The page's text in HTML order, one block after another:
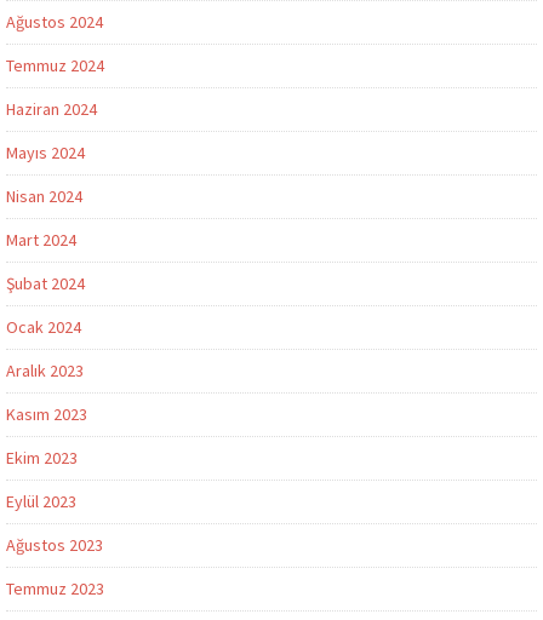
Ağustos 2024
Temmuz 2024
Haziran 2024
Mayıs 2024
Nisan 2024
Mart 2024
Şubat 2024
Ocak 2024
Aralık 2023
Kasım 2023
Ekim 2023
Eylül 2023
Ağustos 2023
Temmuz 2023